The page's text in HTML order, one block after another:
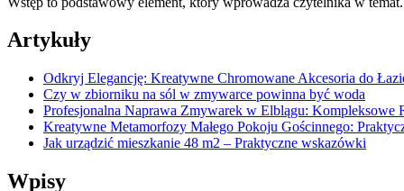
Artykuły
Odkryj Elegancję: Kreatywne Chromowane Akcesoria do
Czy w zbiorniku na sól w zmywarce powinna być woda
Profesjonalna Naprawa Zmywarek w Elblągu: Kompleksowe
Kreatywne Metamorfozy Małego Pokoju Gościnnego:
Jak urządzić mieszkanie 48 m2 – Praktyczne wskazówki
Wpisy